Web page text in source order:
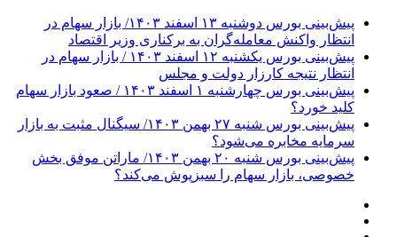
پیش‌بینی بورس دوشنبه ۱۳ اسفند ۱۴۰۳/ بازار سهام در
انتظار واکنش معامله‌گران به برکناری وزیر اقتصاد
پیش‌بینی بورس یکشنبه ۱۲ اسفند ۱۴۰۳ / بازار سهام در
انتظار نتیجه کارزار دولت و مجلس
پیش‌بینی بورس چهارشنبه ۱ اسفند ۱۴۰۳ / صعود بازار سهام
کلید خورد؟
پیش‌بینی بورس شنبه ۲۷ بهمن ۱۴۰۳/ سیگنال مثبت به بازار
سرمایه مخابره می‌شود؟
پیش‌بینی بورس شنبه ۲۰ بهمن ۱۴۰۳/ ماراتن موفق بخش
خصوصی، بازار سهام را سبزپوش می‌کند؟